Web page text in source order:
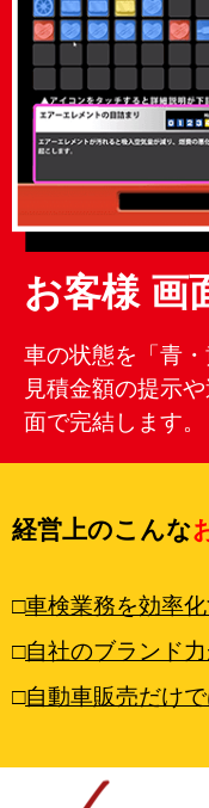
お客様 画
車の状態を「青
見積金額の提示
面で完結します。
経営上のこんな
車検業務を効率
自社のブランド
自動車販売だけ